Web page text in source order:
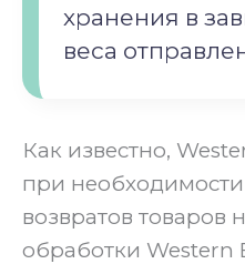
хранения в
веса
Как известно,
при
возвратов товаров
обработки